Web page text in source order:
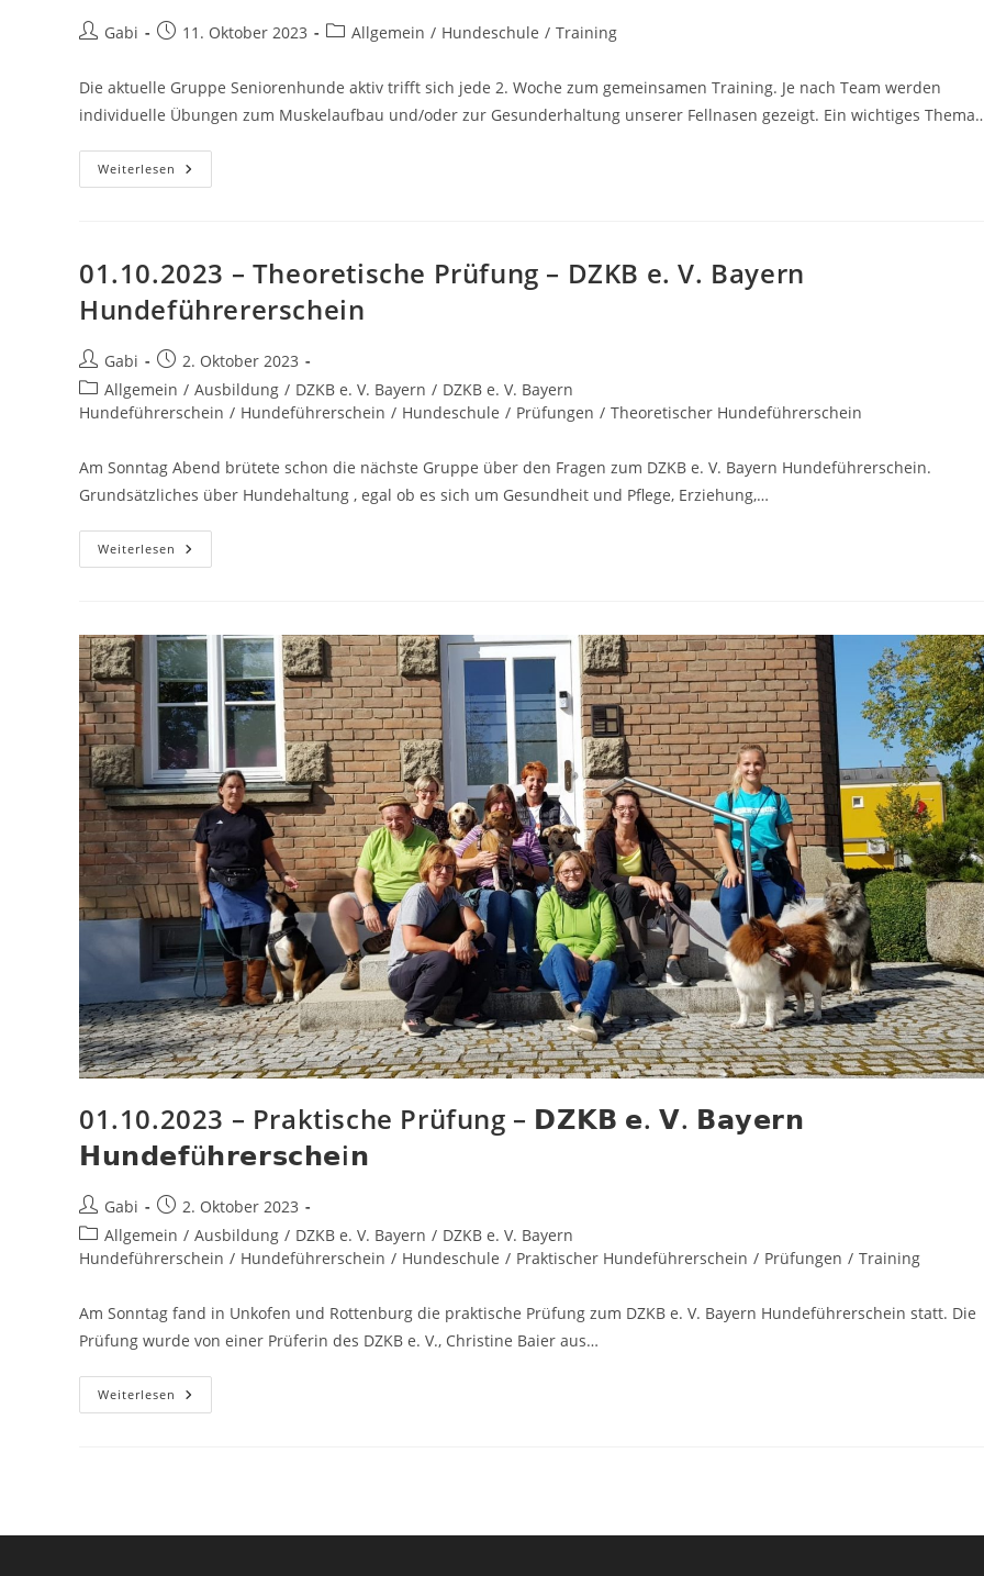
Beitrags-
Gabi
Beitrag11. Oktober 2023
Beitrags-
Allgemein / Hundeschule / Training
Die aktuelle Gruppe Seniorenhunde aktiv trifft sich jede 2. Woche zum gemeinsamen Training. Je nach Team werden
individuelle Übungen zum Muskelaufbau und/oder zur Gesunderhaltung unserer Fellnasen gezeigt. Ein wichtiges
Weiterlesen 11.10.2023
–
Aktiv
01.10.2023 – Theoretische Prüfung – DZKB e. V. Bayern
Hundeführererschein
Beitrags-
Autor:
Gabi
Beitrag
veröffentlicht:
2. Oktober 2023
Beitrags-
Kategorie:
Allgemein / Ausbildung / DZKB e. V. Bayern / DZKB e. V. Bayern
Hundeführerschein / Hundeführerschein / Hundeschule / Prüfungen / Theoretischer Hundeführerschein
Am Sonntag Abend brütete schon die nächste Gruppe über den Fragen zum DZKB e. V. Bayern Hundeführerschein.
Grundsätzliches über Hundehaltung , egal ob es sich um Gesundheit und Pflege, Erziehung,…
Weiterlesen 01.10.2023
–
E.
V.
Bayern
Hundeführererschein
01.10.2023 – Praktische Prüfung – 𝗗𝗭𝗞𝗕 𝗲. 𝗩. 𝗕𝗮𝘆𝗲𝗿𝗻
𝗛𝘂𝗻𝗱𝗲𝗳ü𝗵𝗿𝗲𝗿𝘀𝗰𝗵𝗲i𝗻
Beitrags-
Autor:
Gabi
Beitrag
veröffentlicht:
2. Oktober 2023
Beitrags-
Kategorie:
Allgemein / Ausbildung / DZKB e. V. Bayern / DZKB e. V. Bayern
Hundeführerschein / Hundeführerschein / Hundeschule / Praktischer Hundeführerschein / Prüfungen / Training
Am Sonntag fand in Unkofen und Rottenburg die praktische Prüfung zum DZKB e. V. Bayern Hundeführerschein statt. Die
Prüfung wurde von einer Prüferin des DZKB e. V., Christine Baier aus…
Weiterlesen 01.10.2023
–
𝗛𝘂𝗻𝗱𝗲𝗳ü𝗵𝗿𝗲𝗿𝘀𝗰𝗵𝗲i𝗻